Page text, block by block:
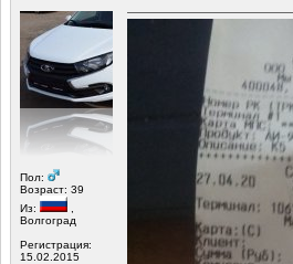
Пол:
Возраст: 39
Из:
Волгоград
Регистрация:
15.02.2015